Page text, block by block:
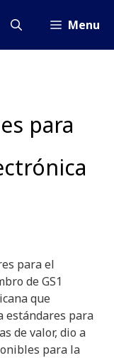
Menu
para
para el
de GS1
que
estándares para
de valor, dio a
para la